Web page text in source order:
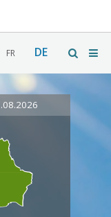
FR DE